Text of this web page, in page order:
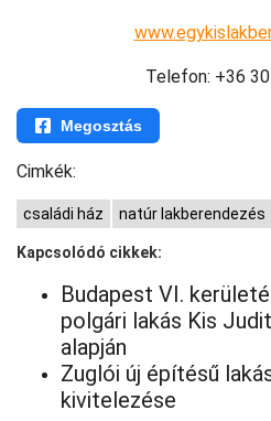
Telefon: +36
Megosztás
Cimkék:
családi ház natúr lakberendezés
Kapcsolódó cikkek:
Budapest VI.
polgári lakás Kis
alapján
Zuglói új építésű
kivitelezése